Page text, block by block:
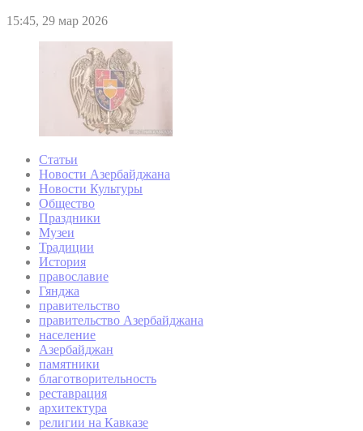
15:45, 29 мар 2026
Статьи
Новости Азербайджана
Новости Культуры
Общество
Праздники
Музеи
Традиции
История
православие
Гянджа
правительство
правительство Азербайджана
население
Азербайджан
памятники
благотворительность
реставрация
архитектура
религии на Кавказе